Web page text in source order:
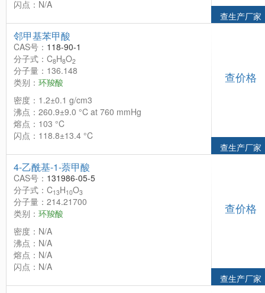
闪点：N/A
查生产厂家
邻甲基苯甲酸
CAS号： 118-90-1
分子式：C8H8O2
分子量：136.148
类别： 环羧酸
密度：1.2±0.1 g/cm3
沸点：260.9±9.0 °C at 760 mmHg
熔点：103 °C
闪点：118.8±13.4 °C
查价格
查生产厂家
4-乙酰基-1-萘甲酸
CAS号： 131986-05-5
分子式：C13H10O3
分子量：214.21700
类别： 环羧酸
密度：N/A
沸点：N/A
熔点：N/A
闪点：N/A
查价格
查生产厂家